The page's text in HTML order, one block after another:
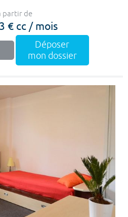
partir de
€ cc / mois
Déposer
mon dossier